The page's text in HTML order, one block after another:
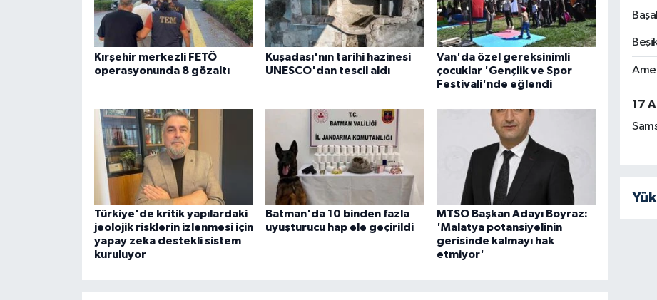
Kırşehir merkezli FETÖ
operasyonunda 8 gözaltı
Kuşadası'nın tarihi hazinesi
UNESCO'dan tescil aldı
Van'da özel gereksinimli
çocuklar 'Gençlik ve Spor
Festivali'nde eğlendi
Türkiye'de kritik yapılardaki
jeolojik risklerin izlenmesi için
yapay zeka destekli sistem
kuruluyor
Batman'da 10 binden fazla
uyuşturucu hap ele geçirildi
MTSO Başkan Adayı Boyraz:
'Malatya potansiyelinin
gerisinde kalmayı hak
etmiyor'
17